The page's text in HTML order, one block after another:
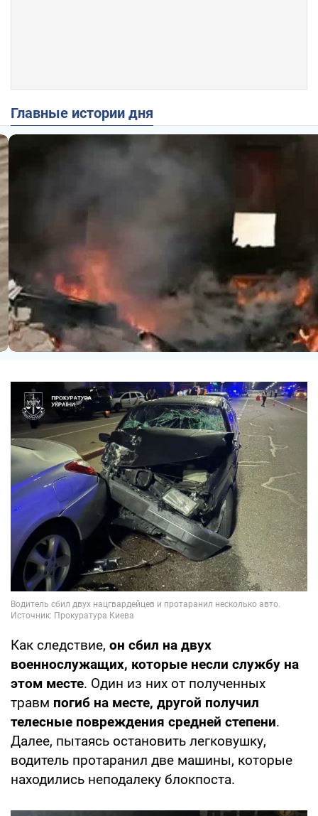
Главные истории дня
Как следствие, он сбил на двух
военнослужащих, которые несли службу на
этом месте. Один из них от полученных
травм погиб на месте, другой получил
телесные повреждения средней степени.
Далее, пытаясь остановить легковушку,
водитель протаранил две машины, которые
находились неподалеку блокпоста.